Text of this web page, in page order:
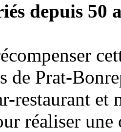
depuis 50
de Prat-
restaurant et
réaliser